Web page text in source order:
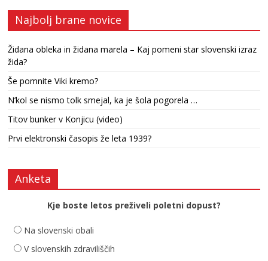
Najbolj brane novice
Židana obleka in židana marela – Kaj pomeni star slovenski izraz
žida?
Še pomnite Viki kremo?
N’kol se nismo tolk smejal, ka je šola pogorela …
Titov bunker v Konjicu (video)
Prvi elektronski časopis že leta 1939?
Anketa
Kje boste letos preživeli poletni dopust?
Na slovenski obali
V slovenskih zdraviliščih